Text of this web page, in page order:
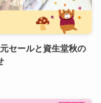
セールと資生堂秋の